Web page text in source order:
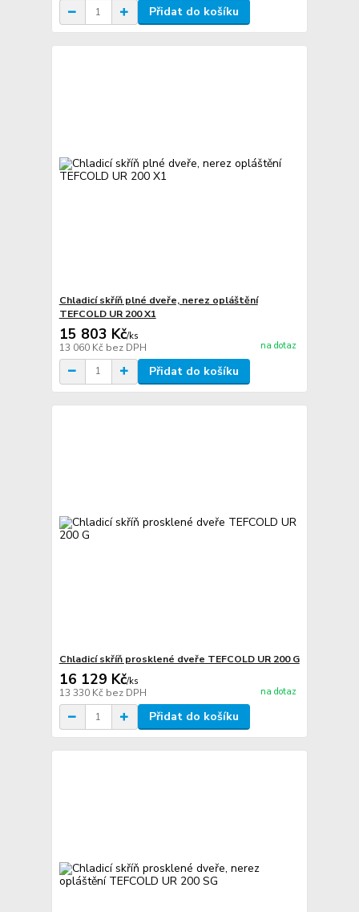
Přidat do košíku
Chladicí skříň plné dveře, nerez opláštění
TEFCOLD UR 200 X1
15 803 Kč/ks
13 060 Kč bez DPH na dotaz
Přidat do košíku
Chladicí skříň prosklené dveře TEFCOLD UR 200 G
16 129 Kč/ks
13 330 Kč bez DPH na dotaz
Přidat do košíku